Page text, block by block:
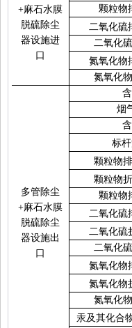
+麻石水膜
脱硫除尘
器设施进
口
颗粒物
二氧化硫
二氧化
氮氧化物
氮氧化
多管除尘
+麻石水膜
脱硫除尘
器设施出
口
烟
标
颗粒物
颗粒物
颗粒物
二氧化硫
二氧化硫
二氧化
氮氧化物
氮氧化物
氮氧化
汞及其化合